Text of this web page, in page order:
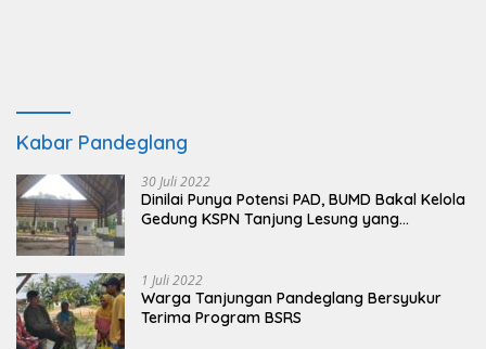
Kabar Pandeglang
30 Juli 2022
Dinilai Punya Potensi PAD, BUMD Bakal Kelola
Gedung KSPN Tanjung Lesung yang
1 Juli 2022
Warga Tanjungan Pandeglang Bersyukur
Terima Program BSRS